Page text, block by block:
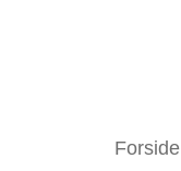
Forside